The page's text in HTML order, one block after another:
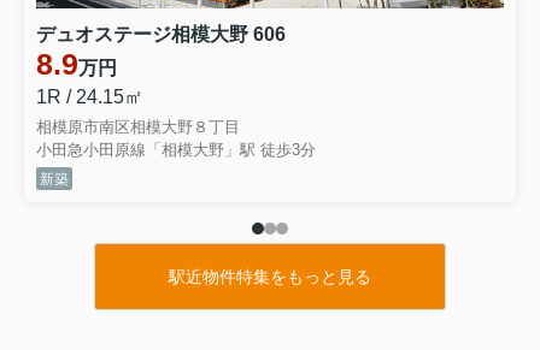
デュオステージ相模大野 606
8.9万円
1R / 24.15㎡
相模原市南区相模大野８丁目
小田急小田原線「相模大野」駅 徒歩3分
新築
駅近物件特集をもっと見る